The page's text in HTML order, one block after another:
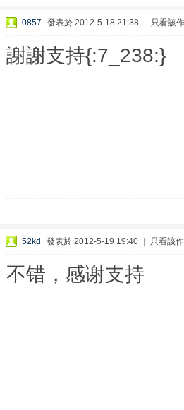
0857 發表於 2012-5-18 21:38 只看該
謝謝支持{:7_238:}
52kd 發表於 2012-5-19 19:40 只看該
不错，感谢支持